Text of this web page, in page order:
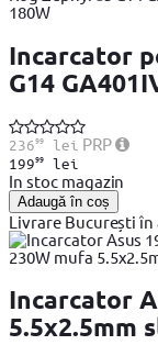
Incarcator
G14
23699lei PRP
19999lei
In stoc magazin
Adaugă în coș
Livrare București în
Incarcator
5.5x2.5mm